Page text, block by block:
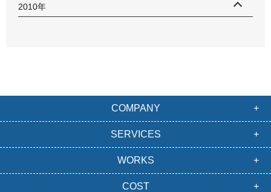
2010年
COMPANY
SERVICES
WORKS
COST